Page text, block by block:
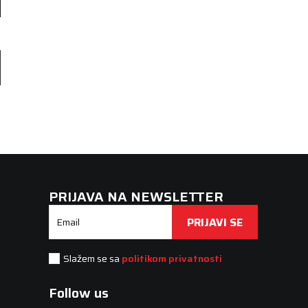
PRIJAVA NA NEWSLETTER
Email PRIJAVI SE
Slažem se sa politikom privatnosti
Follow us